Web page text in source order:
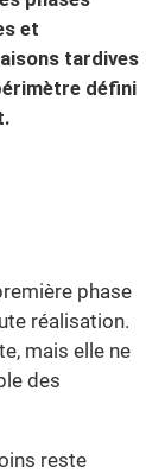
et
tardives
défini
phase
réalisation.
mais elle ne
des
reste